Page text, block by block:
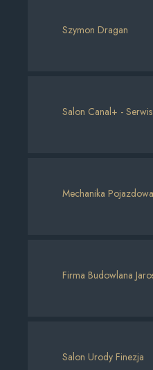
Szymon Dragan
Salon Canal+ -
Mechanika
Firma Budowlana
Salon Urody Finezja